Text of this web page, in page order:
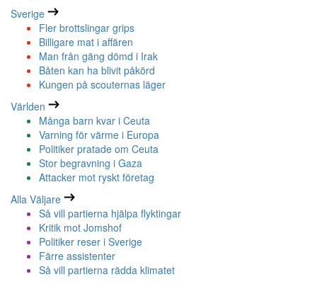
Sverige
Fler brottslingar grips
Billigare mat i affären
Man från gäng dömd i Irak
Båten kan ha blivit påkörd
Kungen på scouternas läger
Världen
Många barn kvar i Ceuta
Varning för värme i Europa
Politiker pratade om Ceuta
Stor begravning i Gaza
Attacker mot ryskt företag
Alla Väljare
Så vill partierna hjälpa flyktingar
Kritik mot Jomshof
Politiker reser i Sverige
Färre assistenter
Så vill partierna rädda klimatet